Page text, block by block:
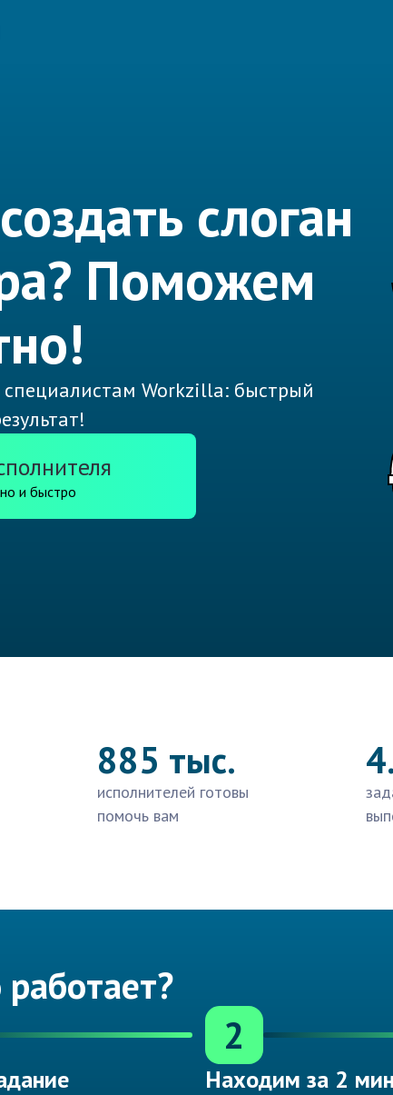
слоган
Поможем
специалистам Workzilla: быстрый
и быстро
885 тыс.
исполнителей готовы
помочь вам
2
Находим за 2